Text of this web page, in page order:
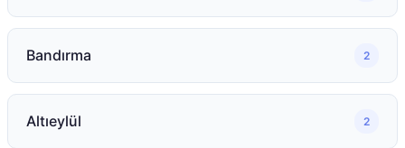
Bandırma 2
Altıeylül 2